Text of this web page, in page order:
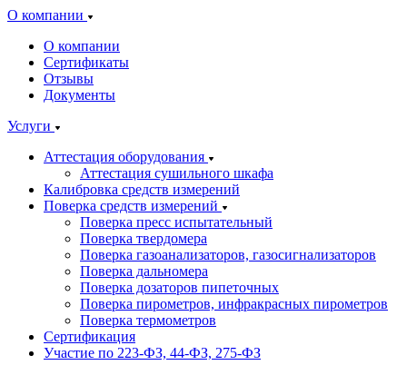
О компании
О компании
Сертификаты
Отзывы
Документы
Услуги
Аттестация оборудования
Аттестация сушильного шкафа
Калибровка средств измерений
Поверка средств измерений
Поверка пресс испытательный
Поверка твердомера
Поверка газоанализаторов, газосигнализаторов
Поверка дальномера
Поверка дозаторов пипеточных
Поверка пирометров, инфракрасных пирометров
Поверка термометров
Сертификация
Участие по 223-ФЗ, 44-ФЗ, 275-ФЗ